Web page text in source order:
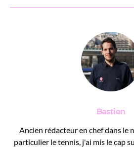
Bastien
Ancien rédacteur en chef dans le
particulier le tennis, j'ai mis le cap